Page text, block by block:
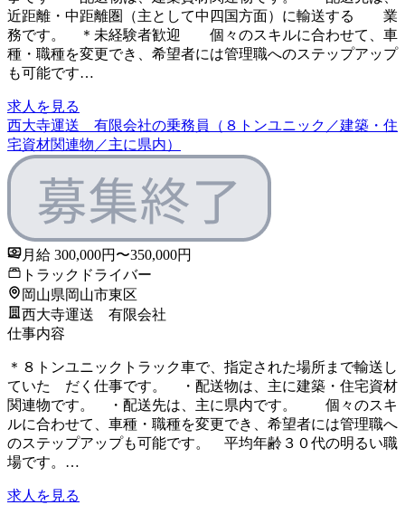
近距離・中距離圏（主として中四国方面）に輸送する 業
務です。 ＊未経験者歓迎 個々のスキルに合わせて、車
種・職種を変更でき、希望者には管理職へのステップアップ
も可能です…
求人を見る
西大寺運送 有限会社の乗務員（８トンユニック／建築・住
宅資材関連物／主に県内）
月給 300,000円〜350,000円
トラックドライバー
岡山県岡山市東区
西大寺運送 有限会社
仕事内容
＊８トンユニックトラック車で、指定された場所まで輸送し
ていた だく仕事です。 ・配送物は、主に建築・住宅資材
関連物です。 ・配送先は、主に県内です。 個々のスキ
ルに合わせて、車種・職種を変更でき、希望者には管理職へ
のステップアップも可能です。 平均年齢３０代の明るい職
場です。…
求人を見る